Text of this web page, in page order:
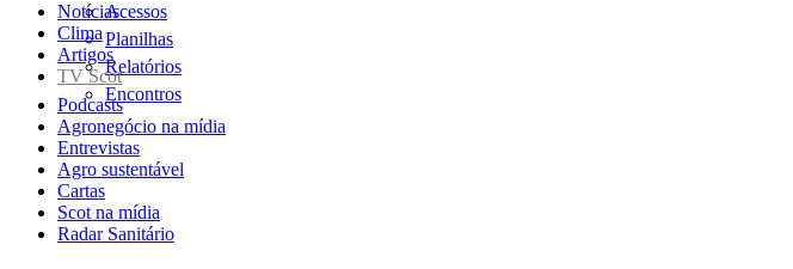
Acessos
Planilhas
Relatórios
Encontros
Notícias
Clima
Artigos
TV Scot
Podcasts
Agronegócio na mídia
Entrevistas
Agro sustentável
Cartas
Scot na mídia
Radar Sanitário